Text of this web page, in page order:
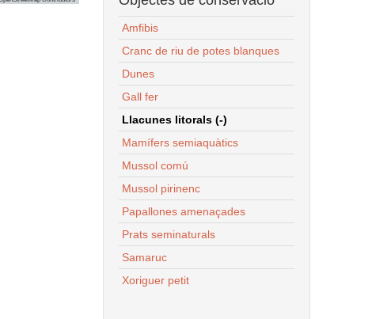
Amfibis
Cranc de riu de potes blanques
Dunes
Gall fer
Llacunes litorals (-)
Mamífers semiaquàtics
Mussol comú
Mussol pirinenc
Papallones amenaçades
Prats seminaturals
Samaruc
Xoriguer petit